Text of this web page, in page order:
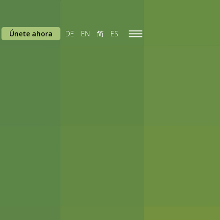
Toggle
Únete ahora DE EN 简 ES